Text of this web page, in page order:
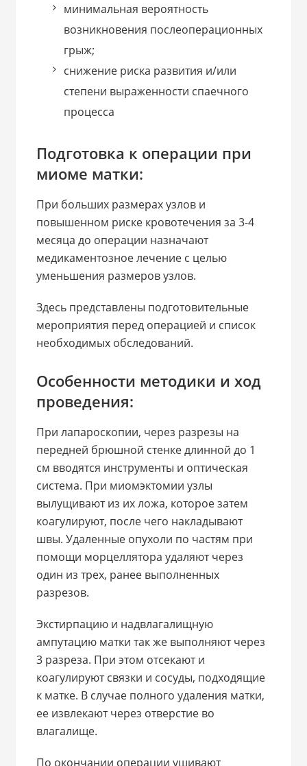
минимальная вероятность
возникновения послеоперационных
грыж;
снижение риска развития и/или
степени выраженности спаечного
процесса
Подготовка к операции при
миоме матки:
При больших размерах узлов и
повышенном риске кровотечения за 3-4
месяца до операции назначают
медикаментозное лечение с целью
уменьшения размеров узлов.
Здесь представлены подготовительные
мероприятия перед операцией и список
необходимых обследований.
Особенности методики и ход
проведения:
При лапароскопии, через разрезы на
передней брюшной стенке длинной до 1
см вводятся инструменты и оптическая
система. При миомэктомии узлы
вылущивают из их ложа, которое затем
коагулируют, после чего накладывают
швы. Удаленные опухоли по частям при
помощи морцеллятора удаляют через
один из трех, ранее выполненных
разрезов.
Экстирпацию и надвлагалищную
ампутацию матки так же выполняют через
3 разреза. При этом отсекают и
коагулируют связки и сосуды, подходящие
к матке. В случае полного удаления матки,
ее извлекают через отверстие во
влагалище.
По окончании операции ушивают